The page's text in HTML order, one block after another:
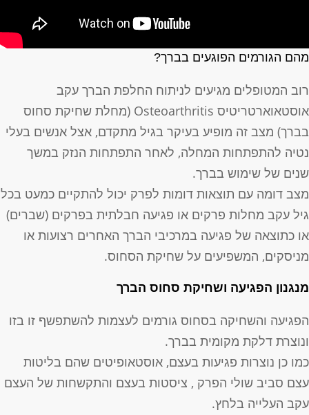
מהם הגורמים הפוגעים בברך?
רוב המטופלים מגיעים לניתוח החלפת הברך עקב
אוסטאוארטריטיס Osteoarthritis (מחלת שחיקת סחוס
בברך) מצב זה מופיע בעיקר בגיל מתקדם, אצל אנשים בעלי
נטיה להתפתחות המחלה, לאחר התפתחות הנזק במשך
שנים של שימוש בברך.
מצב דומה עם תוצאות דומות לפרק יכול להתקיים כמעט בכל
גיל עקב מחלות פרקים או פגיעה חבלתית בפרקים (שברים)
או כתוצאה של פגיעה במרכיבי הברך האחרים רצועות או
מניסקים, המשפיעים על שחיקת הסחוס.
מנגנון הפגיעה ושחיקת סחוס הברך
הפגיעה והשחיקה בסחוס גורמים לעצמות להשתפשף זו בזו
ונוצרת דלקת מקומית בברך.
כמו כן נוצרות פגיעות בעצם, אוסטאופיטים שהם בליטות
עצם סביב שולי הפרק , ציסטות בעצם והתקשחות של העצם
עקב העלייה בלחץ.